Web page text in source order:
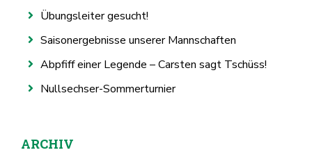
Übungsleiter gesucht!
Saisonergebnisse unserer Mannschaften
Abpfiff einer Legende – Carsten sagt Tschüss!
Nullsechser-Sommerturnier
ARCHIV